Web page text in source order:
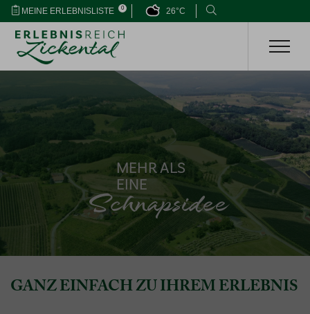
MEINE ERLEBNISLISTE 0 26°C
MEHR ALS
EINE
Schnapsidee
GANZ EINFACH ZU IHREM ERLEBNIS